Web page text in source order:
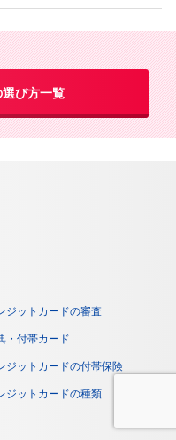
び方一覧
ジットカードの審査
・付帯カード
ジットカードの付帯保険
ジットカードの種類